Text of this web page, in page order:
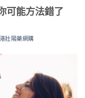
可能方法錯了
壯陽藥網購